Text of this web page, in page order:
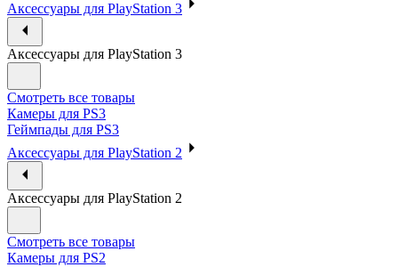
Аксессуары для PlayStation 3
Аксессуары для PlayStation 3
Смотреть все товары
Камеры для PS3
Геймпады для PS3
Аксессуары для PlayStation 2
Аксессуары для PlayStation 2
Смотреть все товары
Камеры для PS2